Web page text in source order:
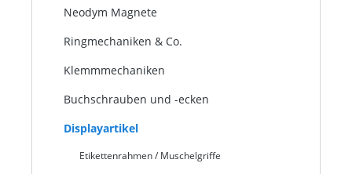
Neodym Magnete
Ringmechaniken & Co.
Klemmmechaniken
Buchschrauben und -ecken
Displayartikel
Etikettenrahmen / Muschelgriffe